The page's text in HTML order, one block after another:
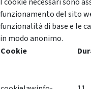
funzionamento del sito
funzionalità di base e le
in modo anonimo.
Cookie